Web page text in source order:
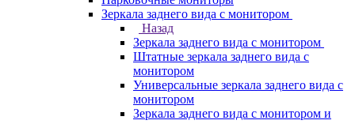
Зеркала заднего вида с монитором
Назад
Зеркала заднего вида с монитором
Штатные зеркала заднего вида с
монитором
Универсальные зеркала заднего вида с
монитором
Зеркала заднего вида с монитором и